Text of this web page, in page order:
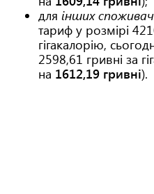
для інших
тариф у розмірі
гігакалорію,
2598,61 гривні за
на 1612,19 гривні).